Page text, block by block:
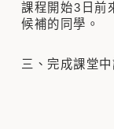
課程開始3日前
候補的同學。
三、完成課堂